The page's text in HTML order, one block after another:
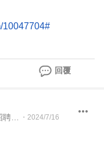
10047704#
回覆
・ 2024/7/16